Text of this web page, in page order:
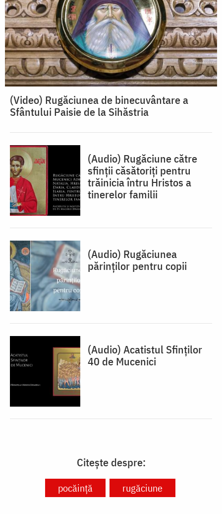
(Video) Rugăciunea de binecuvântare a
Sfântului Paisie de la Sihăstria
(Audio) Rugăciune către
sfinții căsătoriți pentru
trăinicia întru Hristos a
tinerelor familii
(Audio) Rugăciunea
părinților pentru copii
(Audio) Acatistul Sfinților
40 de Mucenici
Citește despre:
pocăință rugăciune